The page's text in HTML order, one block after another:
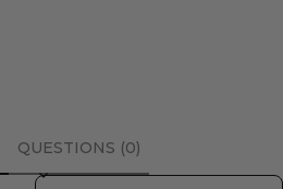
QUESTIONS (0)
Sort reviews by